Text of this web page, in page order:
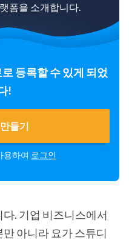
폼을 소개합니다.
등록할 수 있게 되었
!
들기
용하여 로그인
. 기업 비즈니스에서
아니라 요가 스튜디